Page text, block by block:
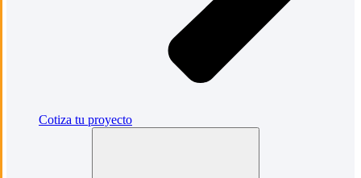
Cotiza tu proyecto